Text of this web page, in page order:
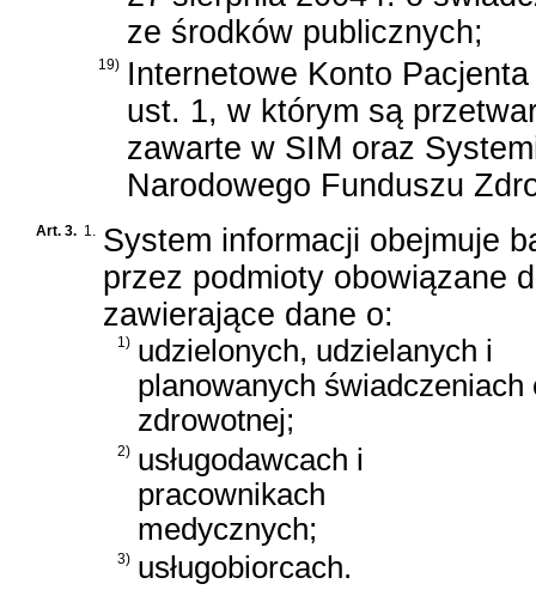
ze środków publicznych;
19) Internetowe Konto
ust. 1, w którym są
zawarte w SIM oraz
Narodowego Funduszu
Art. 3. 1. System informacji obejmuje
przez podmioty obowiązane
zawierające dane o:
1) udzielonych, udzielanych i
planowanych świadczeniach
zdrowotnej;
2) usługodawcach i
pracownikach
medycznych;
3) usługobiorcach.